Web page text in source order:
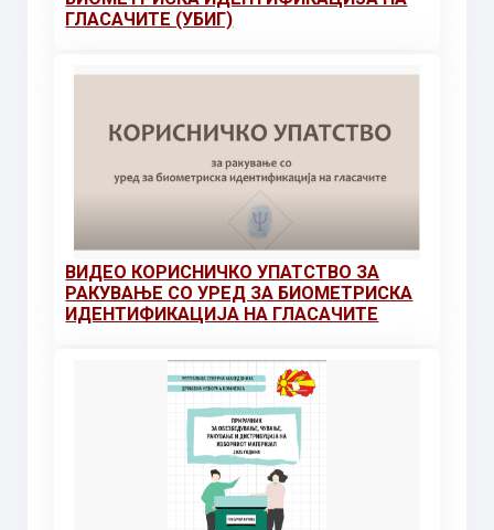
ГЛАСАЧИТЕ (УБИГ)
ВИДЕО КОРИСНИЧКО УПАТСТВО ЗА
РАКУВАЊЕ СО УРЕД ЗА БИОМЕТРИСКА
ИДЕНТИФИКАЦИЈА НА ГЛАСАЧИТЕ